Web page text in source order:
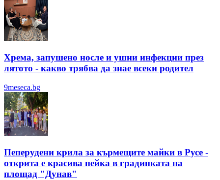
Хрема, запушено носле и ушни инфекции през
лятотo - какво трябва да знае всеки родител
9meseca.bg
Пеперудени крила за кърмещите майки в Русе -
открита е красива пейка в градинката на
площад "Дунав"